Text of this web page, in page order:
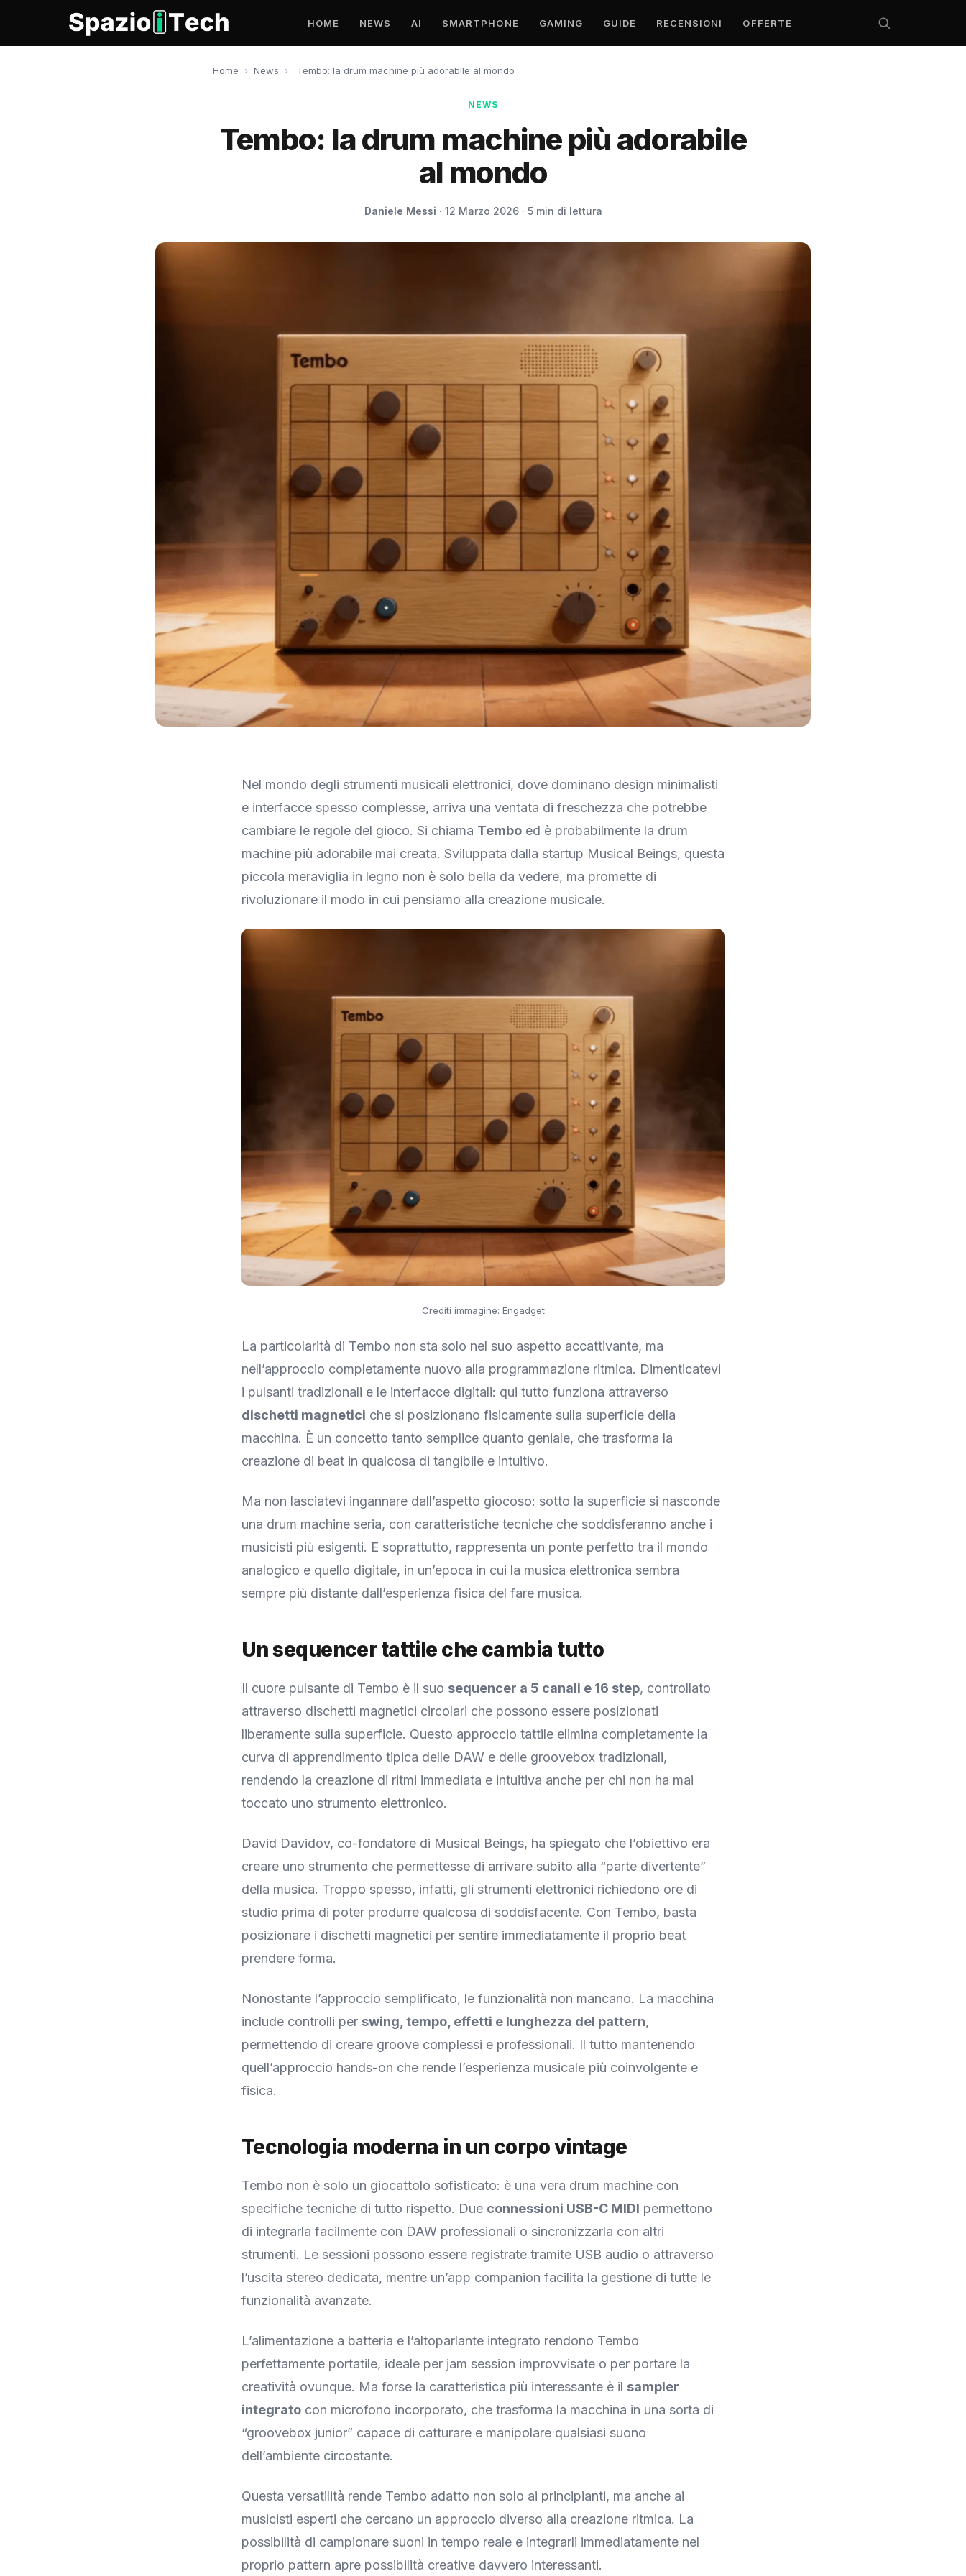
HOME NEWS AI SMARTPHONE GAMING GUIDE RECENSIONI OFFERTE
Home › News › Tembo: la drum machine più adorabile al mondo
NEWS
Tembo: la drum machine più adorabile
al mondo
Daniele Messi · 12 Marzo 2026 · 5 min di lettura
Nel mondo degli strumenti musicali elettronici, dove dominano design minimalisti
e interfacce spesso complesse, arriva una ventata di freschezza che potrebbe
cambiare le regole del gioco. Si chiama Tembo ed è probabilmente la drum
machine più adorabile mai creata. Sviluppata dalla startup Musical Beings, questa
piccola meraviglia in legno non è solo bella da vedere, ma promette di
rivoluzionare il modo in cui pensiamo alla creazione musicale.
Crediti immagine: Engadget
La particolarità di Tembo non sta solo nel suo aspetto accattivante, ma
nell’approccio completamente nuovo alla programmazione ritmica. Dimenticatevi
i pulsanti tradizionali e le interfacce digitali: qui tutto funziona attraverso
dischetti magnetici che si posizionano fisicamente sulla superficie della
macchina. È un concetto tanto semplice quanto geniale, che trasforma la
creazione di beat in qualcosa di tangibile e intuitivo.
Ma non lasciatevi ingannare dall’aspetto giocoso: sotto la superficie si nasconde
una drum machine seria, con caratteristiche tecniche che soddisferanno anche i
musicisti più esigenti. E soprattutto, rappresenta un ponte perfetto tra il mondo
analogico e quello digitale, in un’epoca in cui la musica elettronica sembra
sempre più distante dall’esperienza fisica del fare musica.
Un sequencer tattile che cambia tutto
Il cuore pulsante di Tembo è il suo sequencer a 5 canali e 16 step, controllato
attraverso dischetti magnetici circolari che possono essere posizionati
liberamente sulla superficie. Questo approccio tattile elimina completamente la
curva di apprendimento tipica delle DAW e delle groovebox tradizionali,
rendendo la creazione di ritmi immediata e intuitiva anche per chi non ha mai
toccato uno strumento elettronico.
David Davidov, co-fondatore di Musical Beings, ha spiegato che l’obiettivo era
creare uno strumento che permettesse di arrivare subito alla “parte divertente”
della musica. Troppo spesso, infatti, gli strumenti elettronici richiedono ore di
studio prima di poter produrre qualcosa di soddisfacente. Con Tembo, basta
posizionare i dischetti magnetici per sentire immediatamente il proprio beat
prendere forma.
Nonostante l’approccio semplificato, le funzionalità non mancano. La macchina
include controlli per swing, tempo, effetti e lunghezza del pattern,
permettendo di creare groove complessi e professionali. Il tutto mantenendo
quell’approccio hands-on che rende l’esperienza musicale più coinvolgente e
fisica.
Tecnologia moderna in un corpo vintage
Tembo non è solo un giocattolo sofisticato: è una vera drum machine con
specifiche tecniche di tutto rispetto. Due connessioni USB-C MIDI permettono
di integrarla facilmente con DAW professionali o sincronizzarla con altri
strumenti. Le sessioni possono essere registrate tramite USB audio o attraverso
l’uscita stereo dedicata, mentre un’app companion facilita la gestione di tutte le
funzionalità avanzate.
L’alimentazione a batteria e l’altoparlante integrato rendono Tembo
perfettamente portatile, ideale per jam session improvvisate o per portare la
creatività ovunque. Ma forse la caratteristica più interessante è il sampler
integrato con microfono incorporato, che trasforma la macchina in una sorta di
“groovebox junior” capace di catturare e manipolare qualsiasi suono
dell’ambiente circostante.
Questa versatilità rende Tembo adatto non solo ai principianti, ma anche ai
musicisti esperti che cercano un approccio diverso alla creazione ritmica. La
possibilità di campionare suoni in tempo reale e integrarli immediatamente nel
proprio pattern apre possibilità creative davvero interessanti.